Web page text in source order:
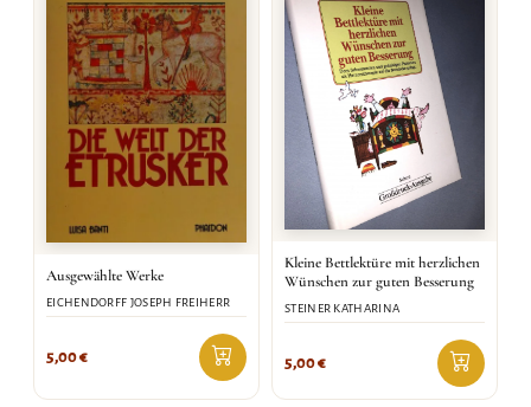
Ausgewählte Werke
EICHENDORFF JOSEPH FREIHERR
5,00€
Kleine Bettlektüre mit herzlichen
Wünschen zur guten Besserung
STEINER KATHARINA
5,00€